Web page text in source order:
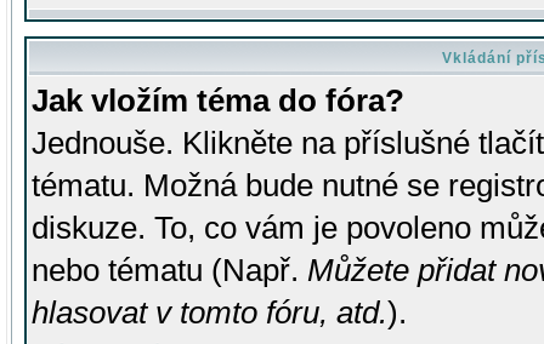
Vkládání
Jak vložím téma do fóra?
Jednouše. Klikněte na příslušné
tématu. Možná bude nutné se
diskuze. To, co vám je povoleno
nebo tématu (Např. Můžete přidat
hlasovat v tomto fóru, atd.).